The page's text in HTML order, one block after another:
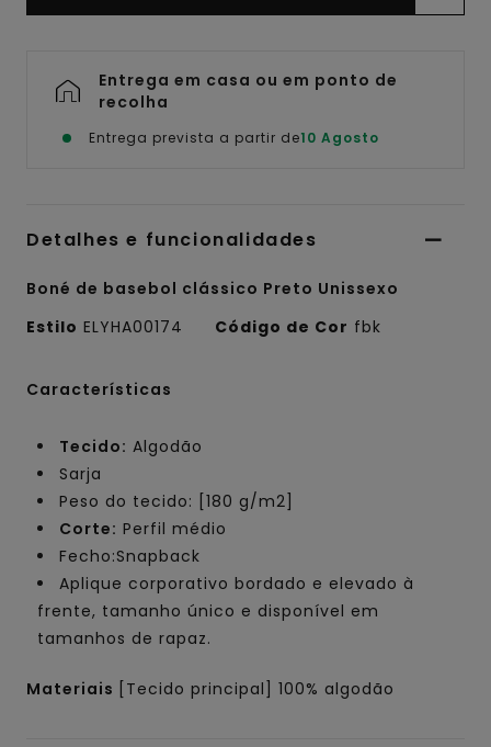
Entrega em casa ou em ponto de
recolha
Entrega prevista a partir de10 Agosto
Detalhes e funcionalidades
Boné de basebol clássico Preto Unissexo
Estilo ELYHA00174 Código de Cor fbk
Características
Tecido: Algodão
Sarja
Peso do tecido: [180 g/m2]
Corte: Perfil médio
Fecho:Snapback
Aplique corporativo bordado e elevado à
frente, tamanho único e disponível em
tamanhos de rapaz.
Materiais [Tecido principal] 100% algodão